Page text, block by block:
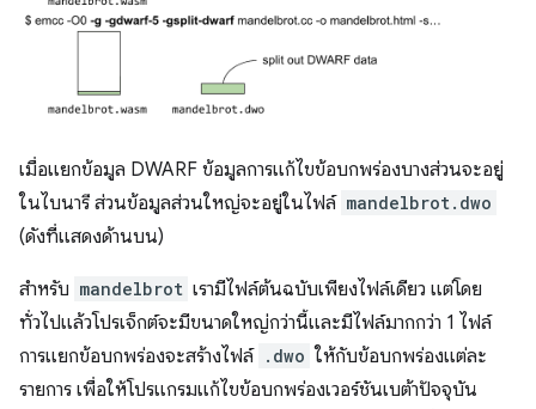
เมื่อแยกข้อมูล DWARF ข้อมูลการแก้ไขข้อบกพร่องบางส่วนจะอยู่
ในไบนารี ส่วนข้อมูลส่วนใหญ่จะอยู่ในไฟล์ mandelbrot.dwo
(ดังที่แสดงด้านบน)
สำหรับ mandelbrot เรามีไฟล์ต้นฉบับเพียงไฟล์เดียว แต่โดย
ทั่วไปแล้วโปรเจ็กต์จะมีขนาดใหญ่กว่านี้และมีไฟล์มากกว่า 1 ไฟล์
การแยกข้อบกพร่องจะสร้างไฟล์ .dwo ให้กับข้อบกพร่องแต่ละ
รายการ เพื่อให้โปรแกรมแก้ไขข้อบกพร่องเวอร์ชันเบต้าปัจจุบัน